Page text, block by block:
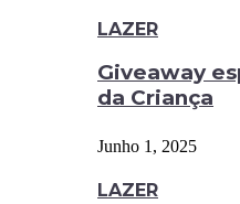
LAZER
Giveaway
da Criança
Junho 1, 2025
LAZER